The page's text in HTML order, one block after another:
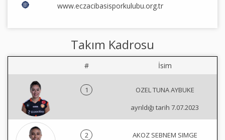
www.eczacibasisporkulubu.org.tr
Takım Kadrosu
# İsim
1
OZEL TUNA AYBUKE
ayrıldığı tarih 7.07.2023
2
AKOZ SEBNEM SIMGE